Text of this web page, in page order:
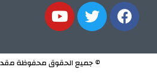
© جميع الحقوق محفوظة